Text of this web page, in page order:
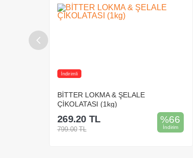
İndirimli
BİTTER LOKMA & ŞELALE
ÇİKOLATASI (1kg)
%66
İndirim
269.20 TL
799.00 TL